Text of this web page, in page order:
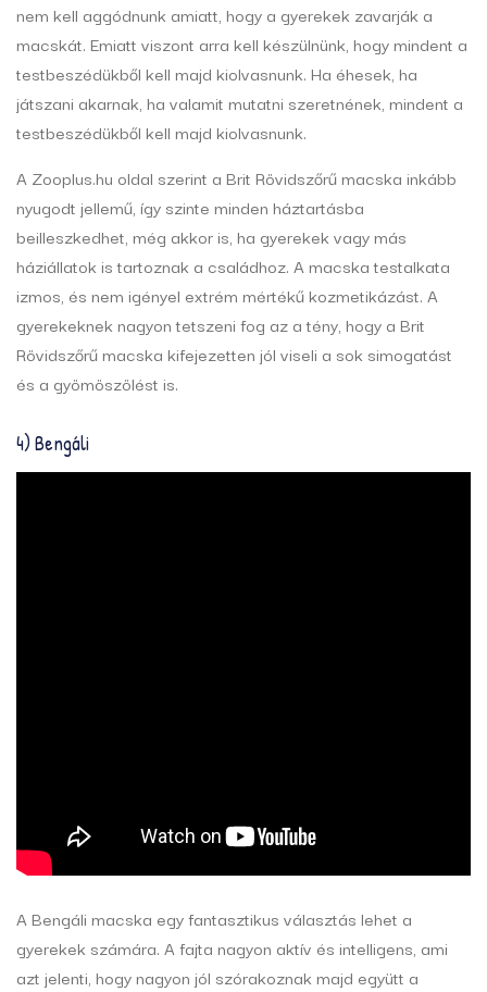
nem kell aggódnunk amiatt, hogy a gyerekek zavarják a
macskát. Emiatt viszont arra kell készülnünk, hogy mindent a
testbeszédükből kell majd kiolvasnunk. Ha éhesek, ha
játszani akarnak, ha valamit mutatni szeretnének, mindent a
testbeszédükből kell majd kiolvasnunk.
A Zooplus.hu oldal szerint a Brit Rövidszőrű macska inkább
nyugodt jellemű, így szinte minden háztartásba
beilleszkedhet, még akkor is, ha gyerekek vagy más
háziállatok is tartoznak a családhoz. A macska testalkata
izmos, és nem igényel extrém mértékű kozmetikázást. A
gyerekeknek nagyon tetszeni fog az a tény, hogy a Brit
Rövidszőrű macska kifejezetten jól viseli a sok simogatást
és a gyömöszölést is.
4) Bengáli
A Bengáli macska egy fantasztikus választás lehet a
gyerekek számára. A fajta nagyon aktív és intelligens, ami
azt jelenti, hogy nagyon jól szórakoznak majd együtt a